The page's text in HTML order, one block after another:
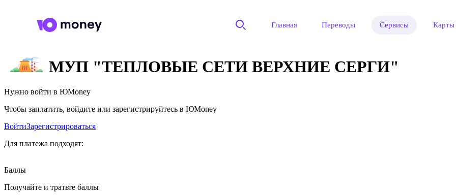
Главная Переводы Сервисы Карты
МУП "ТЕПЛОВЫЕ СЕТИ ВЕРХНИЕ СЕРГИ"
Нужно войти в ЮMoney
Чтобы заплатить, войдите или зарегистрируйтесь в ЮMoney
ВойтиЗарегистрироваться
Для платежа подходят:
Баллы
Получайте и тратьте баллы